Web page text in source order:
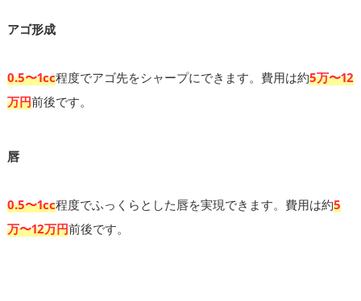
アゴ形成
0.5〜1cc程度でアゴ先をシャープにできます。費用は約5万〜12
万円前後です。
唇
0.5〜1cc程度でふっくらとした唇を実現できます。費用は約5
万〜12万円前後です。